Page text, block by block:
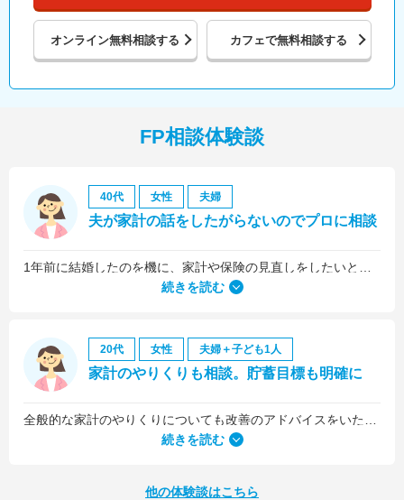
オンライン無料相談する カフェで無料相談する
FP相談体験談
40代 女性 夫婦
夫が家計の話をしたがらないのでプロに相談
続きを読む
20代 女性 夫婦＋子ども1人
家計のやりくりも相談。貯蓄目標も明確に
続きを読む
他の体験談はこちら